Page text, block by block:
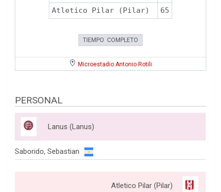
Atletico Pilar (Pilar)
65
TIEMPO COMPLETO
Microestadio Antonio Rotili
PERSONAL
Lanus (Lanus)
Saborido, Sebastian
Atletico Pilar (Pilar)